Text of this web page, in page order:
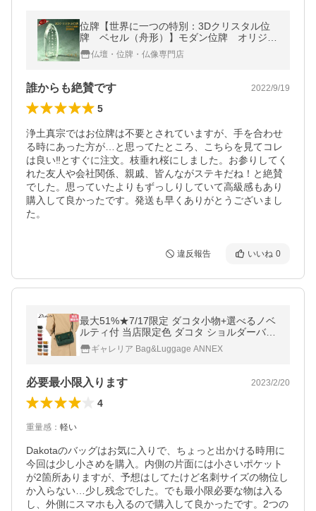
位牌【世界に一つの特別：3Dクリスタル位
牌 ベセル（舟形）】モダン位牌 オリジナ
ル位牌 オーダーメイド 送料無料
仏壇・位牌・仏像専門店
誰からも絶賛です 2022/9/19
5
浄土真宗ではお位牌は不要とされていますが、手を合わせ
る時にあった方が…と思ってたところ、こちらを見てコレ
は良い‼︎とすぐに注文。枝垂れ桜にしました。お参りしてく
れた友人や会社関係、親戚、皆んながステキだね！と絶賛
でした。思っていたよりもずっしりしていて高級感もあり
購入して良かったです。発送も早くありがとうございまし
た。
違反報告 いいね 0
最大51%★7/17限定 ダコタ小物+選べるノベ
ルティ付 当店限定色 ダコタ ショルダーバッ
グ レディース Dakota バッグ 大人 軽量 斜め
がけバッグ キューブ 1030305
ギャレリア Bag&Luggage ANNEX
必要最小限入ります 2023/2/20
4
重量感 ： 軽い
Dakotaのバッグはお気に入りで、ちょっと出かける時用に
今回は少し小さめを購入。内側の片面には小さいポケット
が2箇所ありますが、予想はしてたけど名刺サイズの物位し
か入らない…少し残念でした。でも最小限必要な物は入る
し、外側にスマホも入るので購入して良かったです。2つの